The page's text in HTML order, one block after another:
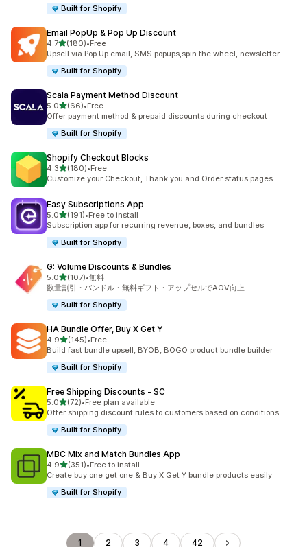
Built for Shopify
Email PopUp & Pop Up Discount
4.75つ星中
(180)
合計レビュー数：180件
•Free
Upsell via Pop Up email, SMS popups,spin the wheel, newsletter
Built for Shopify
Scala Payment Method Discount
5.05つ星中
(66)
合計レビュー数：66件
•Free
Offer payment method & prepaid discounts during checkout
Built for Shopify
Shopify Checkout Blocks
4.35つ星中
(180)
合計レビュー数：180件
•Free
Customize your Checkout, Thank you and Order status pages
Easy Subscriptions App
5.05つ星中
(191)
合計レビュー数：191件
•Free to install
Subscription app for recurring revenue, boxes, and bundles
Built for Shopify
G: Volume Discounts & Bundles
5.05つ星中
(107)
合計レビュー数：107件
•無料
数量割引・バンドル・無料ギフト・アップセルでAOV向上
Built for Shopify
HA Bundle Offer, Buy X Get Y
4.95つ星中
(145)
合計レビュー数：145件
•Free
Build fast bundle upsell, BYOB, BOGO product bundle builder
Built for Shopify
Free Shipping Discounts ‑ SC
5.05つ星中
(72)
合計レビュー数：72件
•Free plan available
Offer shipping discount rules to customers based on conditions
Built for Shopify
MBC Mix and Match Bundles App
4.95つ星中
(351)
合計レビュー数：351件
•Free to install
Create buy one get one & Buy X Get Y bundle products easily
Built for Shopify
1 2 3 4 42